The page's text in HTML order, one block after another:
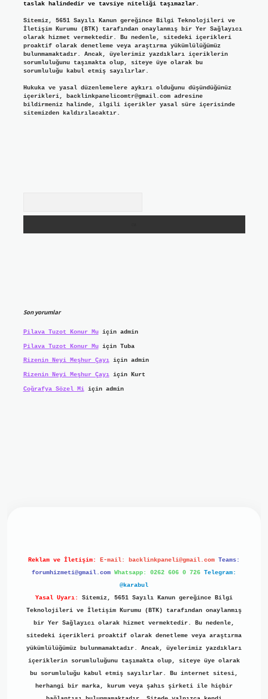
taslak halindedir ve tavsiye niteliği taşımazlar.
Sitemiz, 5651 Sayılı Kanun gereğince Bilgi Teknolojileri ve
İletişim Kurumu (BTK) tarafından onaylanmış bir Yer Sağlayıcı
olarak hizmet vermektedir. Bu nedenle, sitedeki içerikleri
proaktif olarak denetleme veya araştırma yükümlülüğümüz
bulunmamaktadır. Ancak, üyelerimiz yazdıkları içeriklerin
sorumluluğunu taşımakta olup, siteye üye olarak bu
sorumluluğu kabul etmiş sayılırlar.
Hukuka ve yasal düzenlemelere aykırı olduğunu düşündüğünüz
içerikleri, backlinkpanelicomtr@gmail.comadresine
bildirmeniz halinde, ilgili içerikler yasal süre içerisinde
sitemizden kaldırılacaktır.
Son yorumlar
Pilava Tuzot Konur Muiçin admin
Pilava Tuzot Konur Muiçin Tuba
Rizenin Neyi Meşhur Çayıiçin admin
Rizenin Neyi Meşhur Çayıiçin Kurt
Coğrafya Sözel Miiçin admin
Reklam ve İletişim: E-mail: backlinkpaneli@gmail.com Teams:
forumhizmeti@gmail.com Whatsapp: 0262 606 0 726 Telegram:
@karabul
Yasal Uyarı:
Sitemiz, 5651 Sayılı Kanun gereğince Bilgi
Teknolojileri ve İletişim Kurumu (BTK) tarafından onaylanmış
bir Yer Sağlayıcı olarak hizmet vermektedir. Bu nedenle,
sitedeki içerikleri proaktif olarak denetleme veya araştırma
yükümlülüğümüz bulunmamaktadır. Ancak, üyelerimiz yazdıkları
içeriklerin sorumluluğunu taşımakta olup, siteye üye olarak
bu sorumluluğu kabul etmiş sayılırlar. Bu internet sitesi,
herhangi bir marka, kurum veya şahıs şirketi ile hiçbir